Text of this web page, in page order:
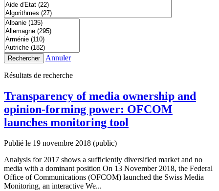
Rechercher Annuler
Résultats de recherche
Transparency of media ownership and
opinion-forming power: OFCOM
launches monitoring tool
Publié le 19 novembre 2018 (public)
Analysis for 2017 shows a sufficiently diversified market and no
media with a dominant position On 13 November 2018, the Federal
Office of Communications (OFCOM) launched the Swiss Media
Monitoring, an interactive We...